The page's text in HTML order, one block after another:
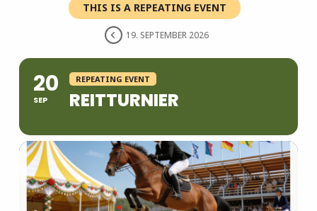
THIS IS A REPEATING EVENT
19. SEPTEMBER 2026
20
SEP
REPEATING EVENT
REITTURNIER